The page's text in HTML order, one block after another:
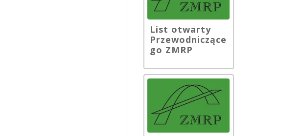
List otwarty
Przewodniczące
go ZMRP